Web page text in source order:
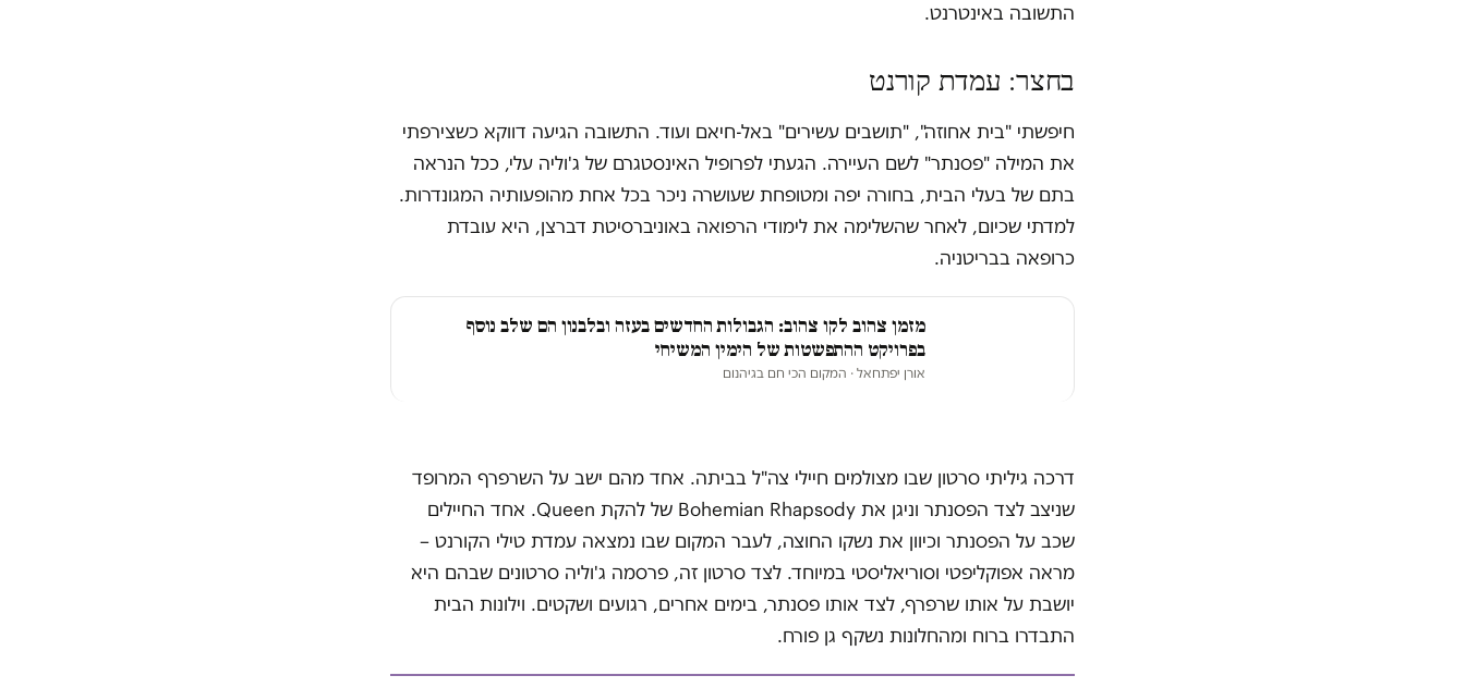
התשובה באינטרנט.
בחצר: עמדת קורנט
חיפשתי "בית אחוזה", "תושבים עשירים" באל-חיאם ועוד. התשובה הגיעה דווקא כשצירפתי
את המילה "פסנתר" לשם העיירה. הגעתי לפרופיל האינסטגרם של ג'וליה עלי, ככל הנראה
בתם של בעלי הבית, בחורה יפה ומטופחת שעושרה ניכר בכל אחת מהופעותיה המגונדרות.
למדתי שכיום, לאחר שהשלימה את לימודי הרפואה באוניברסיטת דברצן, היא עובדת
כרופאה בבריטניה.
מזמן צהוב לקו צהוב: הגבולות החדשים בעזה ובלבנון הם שלב נוסף
בפרויקט ההתפשטות של הימין המשיחי
אורן יפתחאל · המקום הכי חם בגיהנום
דרכה גיליתי סרטון שבו מצולמים חיילי צה"ל בביתה. אחד מהם ישב על השרפרף המרופד
שניצב לצד הפסנתר וניגן את Bohemian Rhapsody של להקת Queen. אחד החיילים
שכב על הפסנתר וכיוון את נשקו החוצה, לעבר המקום שבו נמצאה עמדת טילי הקורנט –
מראה אפוקליפטי וסוריאליסטי במיוחד. לצד סרטון זה, פרסמה ג'וליה סרטונים שבהם היא
יושבת על אותו שרפרף, לצד אותו פסנתר, בימים אחרים, רגועים ושקטים. וילונות הבית
התבדרו ברוח ומהחלונות נשקף גן פורח.